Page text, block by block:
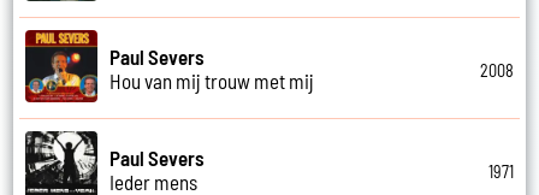
Paul Severs
Hou van mij trouw met mij
2008
Paul Severs
Ieder mens
1971